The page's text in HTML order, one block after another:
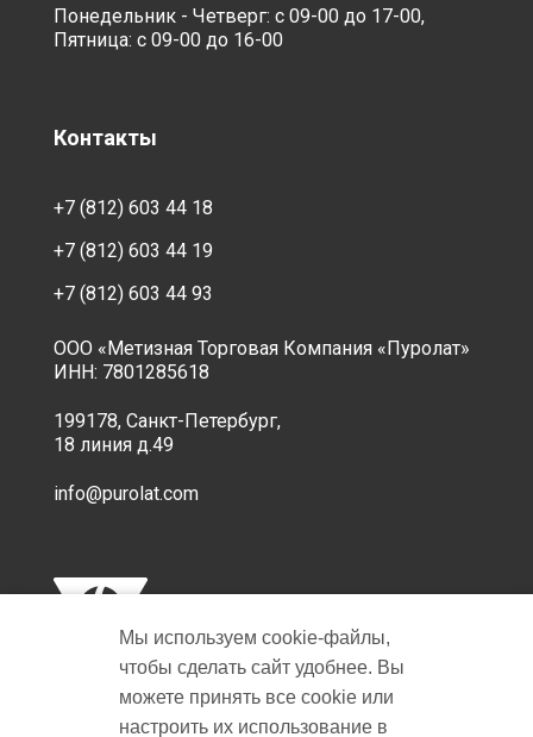
Понедельник - Четверг: с 09-00 до 17-00,
Пятница: с 09-00 до 16-00
Контакты
+7 (812) 603 44 18
+7 (812) 603 44 19
+7 (812) 603 44 93
ООО «Метизная Торговая Компания «Пуролат»
ИНН: 7801285618
199178, Санкт-Петербург,
18 линия д.49
info@purolat.com
Мы используем cookie‑файлы,
чтобы сделать сайт удобнее. Вы
можете принять все cookie или
настроить их использование в